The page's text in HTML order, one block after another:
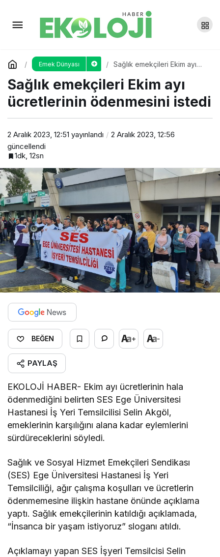
Emek Dünyası
Sağlık emekçileri Ekim ayı
Sağlık emekçileri Ekim ayı
ücretlerinin ödenmesini istedi
2 Aralık 2023, 12:51 yayınlandı
2 Aralık 2023, 12:56
güncellendi
1dk, 12sn
BEĞEN + -
PAYLAŞ
EKOLOJİ HABER- Ekim ayı ücretlerinin hala
ödenmediğini belirten SES Ege Üniversitesi
Hastanesi İş Yeri Temsilcilisi Selin Akgöl,
emeklerinin karşılığını alana kadar eylemlerini
sürdüreceklerini söyledi.
Sağlık ve Sosyal Hizmet Emekçileri Sendikası
(SES) Ege Üniversitesi Hastanesi İş Yeri
Temsilciliği, ağır çalışma koşulları ve ücretlerin
ödenmemesine ilişkin hastane önünde açıklama
yaptı. Sağlık emekçilerinin katıldığı açıklamada,
“İnsanca bir yaşam istiyoruz” sloganı atıldı.
Açıklamayı yapan SES İşyeri Temsilcisi Selin
Yevmiyem ayakkabı almaya yetmiyor
Yorum Yap Paylaş